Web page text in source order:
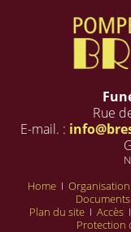
Rue
E-mail. :
Home I
Plan du site I Accès I
Protection